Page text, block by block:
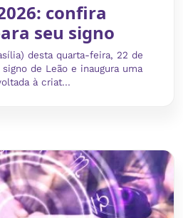
confira
seu signo
desta quarta-feira, 22 de
de Leão e inaugura uma
à criat...